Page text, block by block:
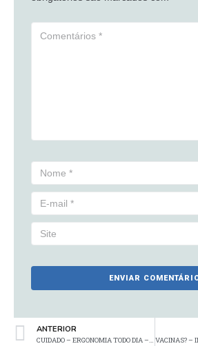
ANTERIOR
CUIDADO – ERGONOMIA TODO DIA – TODA HORA!!!!